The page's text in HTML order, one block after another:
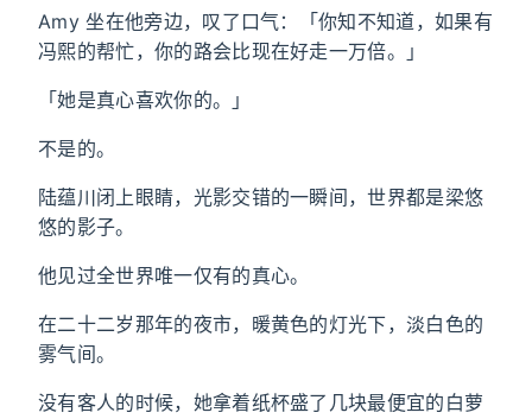
Amy 坐在他旁边，叹了口气：「你知不知道，如果有
冯熙的帮忙，你的路会比现在好走一万倍。」
「她是真心喜欢你的。」
不是的。
陆蕴川闭上眼睛，光影交错的一瞬间，世界都是梁悠
悠的影子。
他见过全世界唯一仅有的真心。
在二十二岁那年的夜市，暖黄色的灯光下，淡白色的
雾气间。
没有客人的时候，她拿着纸杯盛了几块最便宜的白萝